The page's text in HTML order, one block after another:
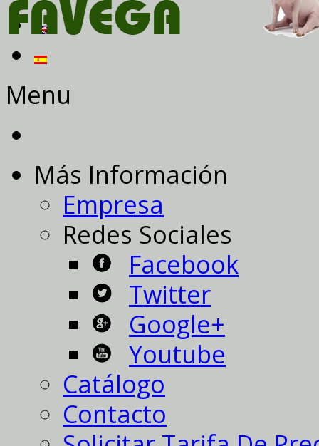
Menu
Más Información
Empresa
Redes Sociales
Facebook
Twitter
Google+
Youtube
Catálogo
Contacto